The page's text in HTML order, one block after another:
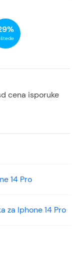
cena isporuke
14 Pro
za Iphone 14 Pro